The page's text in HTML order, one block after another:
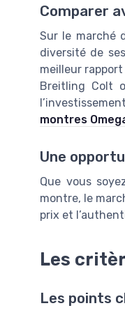
Comparer
Sur le marché
diversité de
meilleur
Breitling Colt
montres
Une
Que vous
montre, le
prix et
Les
Les points